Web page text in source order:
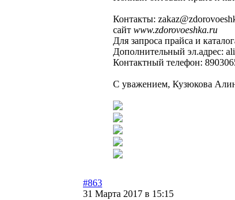
Контакты:
сайт www.zdorovoeshka.ru
Для запроса прайса и
Дополнительный эл.адрес:
Контактный телефон:
С уважением, Кузюкова
#863
31 Марта 2017 в 15:15